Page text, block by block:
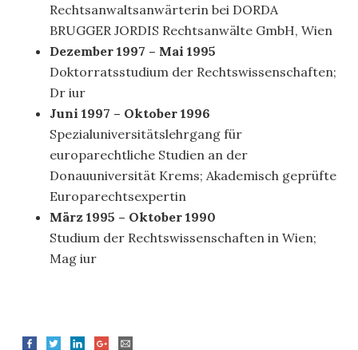
Rechtsanwaltsanwärterin bei DORDA
BRUGGER JORDIS Rechtsanwälte GmbH, Wien
Dezember 1997 – Mai 1995
Doktorratsstudium der Rechtswissenschaften;
Dr iur
Juni 1997 – Oktober 1996
Spezialuniversitätslehrgang für
europarechtliche Studien an der
Donauuniversität Krems; Akademisch geprüfte
Europarechtsexpertin
März 1995 – Oktober 1990
Studium der Rechtswissenschaften in Wien;
Mag iur